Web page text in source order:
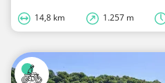
14,8 km 1.257 m